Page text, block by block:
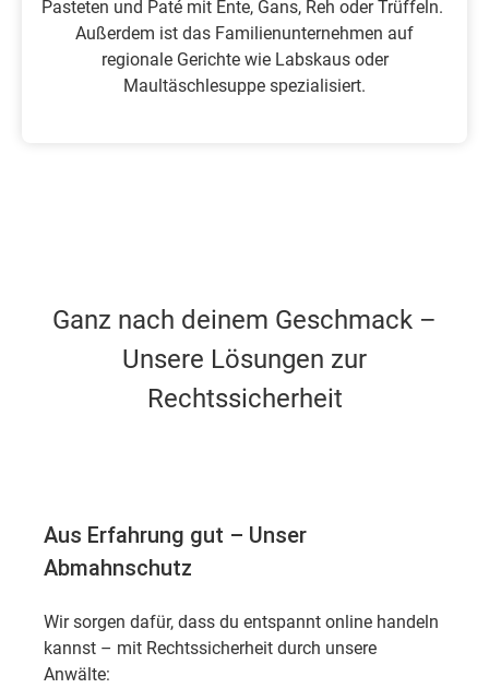
Pasteten und Paté mit Ente, Gans, Reh oder Trüffeln.
Außerdem ist das Familienunternehmen auf
regionale Gerichte wie Labskaus oder
Maultäschlesuppe spezialisiert.
Ganz nach deinem Geschmack –
Unsere Lösungen zur
Rechtssicherheit
Aus Erfahrung gut – Unser
Abmahnschutz
Wir sorgen dafür, dass du entspannt online handeln
kannst – mit Rechtssicherheit durch unsere
Anwälte: